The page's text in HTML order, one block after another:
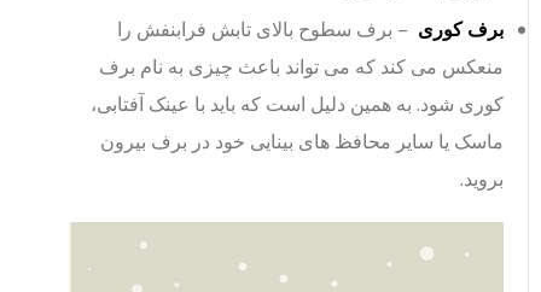
برف کوری– برف سطوح بالای تابش فرابنفش را
منعکس می کند که می تواند باعث چیزی به نام برف
کوری شود. به همین دلیل است که باید با عینک آفتابی،
ماسک یا سایر محافظ های بینایی خود در برف بیرون
بروید.